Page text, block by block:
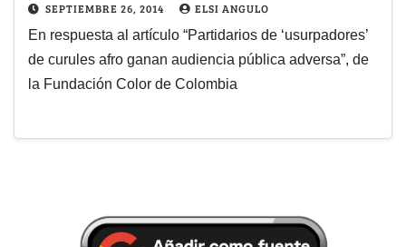
SEPTIEMBRE 26, 2014 ELSI ANGULO
En respuesta al artículo “Partidarios de ‘usurpadores’
de curules afro ganan audiencia pública adversa”, de
la Fundación Color de Colombia